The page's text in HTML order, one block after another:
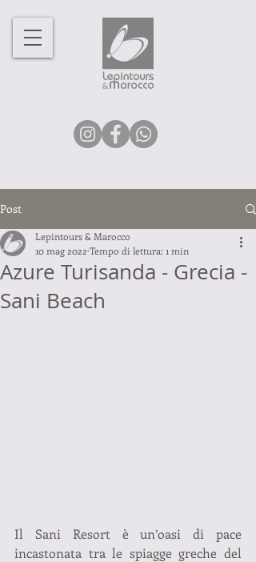
Post
Azure Turisanda - Grecia -
Sani Beach
Lepintours & Marocco
10 mag 2022 Tempo di lettura: 1 min
Il Sani Resort è un’oasi di pace
incastonata tra le spiagge greche del